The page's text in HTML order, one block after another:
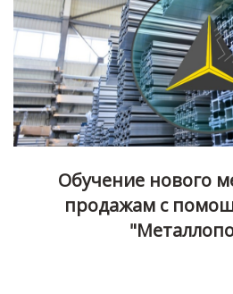
Обучение нового
продажам с